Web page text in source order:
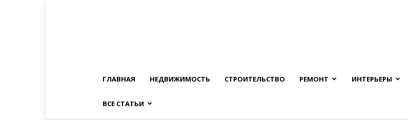
ГЛАВНАЯ НЕДВИЖИМОСТЬ СТРОИТЕЛЬСТВО РЕМОНТ ИНТЕРЬЕРЫ
ВСЕ СТАТЬИ